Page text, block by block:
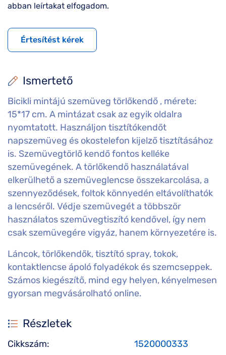
Ismertető
Bicikli mintájú szemüveg törlőkendő , mérete:
15*17 cm. A mintázat csak az egyik oldalra
nyomtatott. Használjon tisztítókendőt
napszemüveg és okostelefon kijelző tisztításához
is. Szemüvegtörlő kendő fontos kelléke
szemüvegének. A törlőkendő használatával
elkerülhető a szemüveglencse összekarcolása, a
szennyeződések, foltok könnyedén eltávolíthatók
a lencséről. Védje szemüvegét a többször
használatos szemüvegtiszító kendővel, így nem
csak szemüvegére vigyáz, hanem környezetére is.
Láncok, törlőkendők, tisztító spray, tokok,
kontaktlencse ápoló folyadékok és szemcseppek.
Számos kiegészítő, mind egy helyen, kényelmesen
gyorsan megvásárolható online.
Részletek
Cikkszám:
1520000333
abban leírtakat elfogadom.
Értesítést kérek